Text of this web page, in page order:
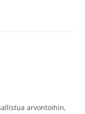
arvontoihin,